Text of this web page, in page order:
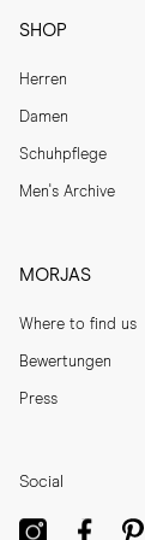
SHOP
Herren
Damen
Schuhpflege
Men's Archive
MORJAS
Where to find us
Bewertungen
Press
Social